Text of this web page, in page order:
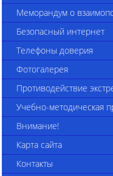
Меморандум о
Безопасный интернет
Телефоны доверия
Фотогалерея
Противодействие
Учебно-методическая
Внимание!
Карта сайта
Контакты